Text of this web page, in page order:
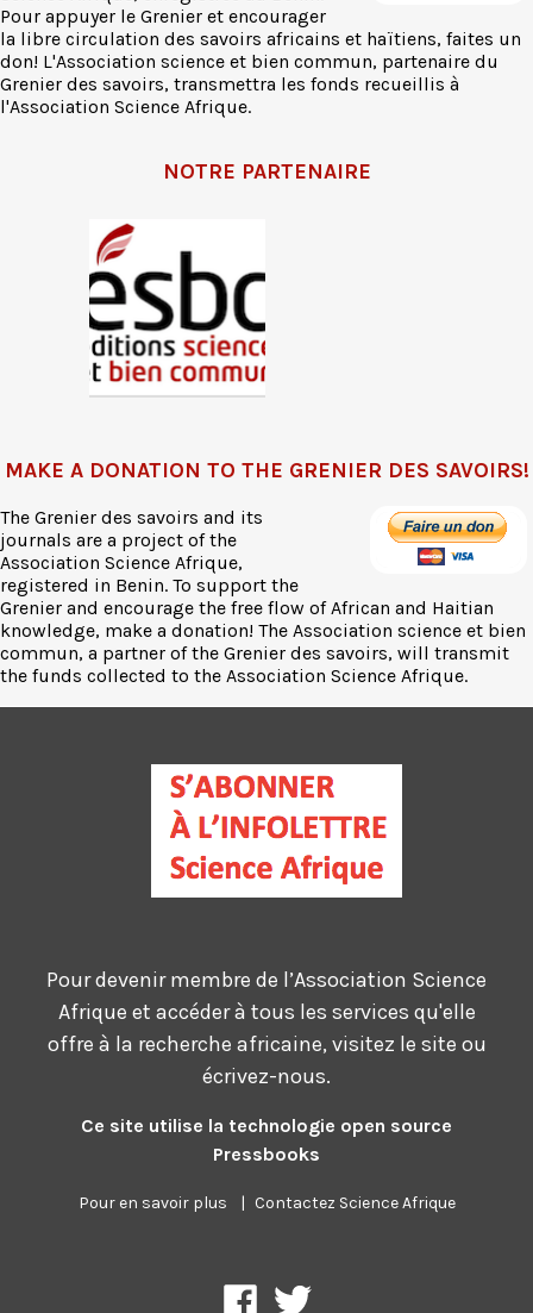
Pour appuyer le Grenier et encourager
la libre circulation des savoirs africains et haïtiens, faites un
don! L'Association science et bien commun, partenaire du
Grenier des savoirs, transmettra les fonds recueillis à
l'Association Science Afrique.
NOTRE PARTENAIRE
MAKE A DONATION TO THE GRENIER DES SAVOIRS!
The Grenier des savoirs and its
journals are a project of the
Association Science Afrique,
registered in Benin. To support the
Grenier and encourage the free flow of African and Haitian
knowledge, make a donation! The Association science et bien
commun, a partner of the Grenier des savoirs, will transmit
the funds collected to the Association Science Afrique.
Pour devenir membre de l’Association Science
Afrique et accéder à tous les services qu'elle
offre à la recherche africaine, visitez le site ou
écrivez-nous.
Ce site utilise la technologie open source
Pressbooks
Pour en savoir plus | Contactez Science Afrique
ScienceAssociation